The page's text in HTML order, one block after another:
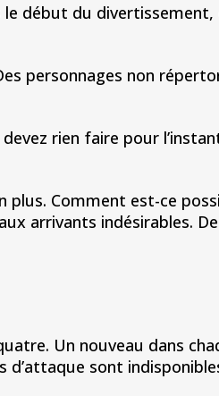
début du
personnages non
rien faire pour
Comment est-ce
arrivants indésirables.
Un nouveau dans
sont